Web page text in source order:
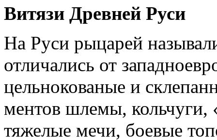
Витязи Древней Руси
На Руси рыцарей
отличались от
цельнокованые и
ментов шлемы, кольчуги,
тяжелые мечи, боевые